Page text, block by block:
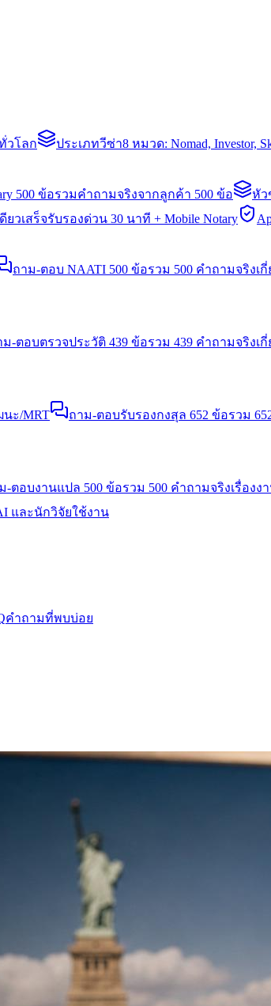
วโลก ประเภทวีซ่า8 หมวด: Nomad, Investor,
500 ข้อรวมคำถามจริงจากลูกค้า 500 ข้อ หัว
ยวเสร็จรับรองด่วน 30 นาที + Mobile Notary
ถาม-ตอบ NAATI 500 ข้อรวม 500 คำถามจริงเ
ม-ตอบตรวจประวัติ 439 ข้อรวม 439 คำถามจริงเ
ะ/MRT ถาม-ตอบรับรองกงสุล 652 ข้อรวม
-ตอบงานแปล 500 ข้อรวม 500 คำถามจริงเรื่องง
และนักวิจัยใช้งาน
คำถามที่พบบ่อย